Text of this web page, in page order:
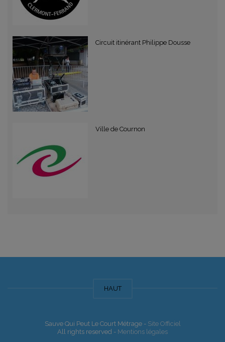
Circuit itinérant Philippe Dousse
Ville de Cournon
HAUT
Sauve Qui Peut Le Court Métrage - Site Officiel
All rights reserved - Mentions légales